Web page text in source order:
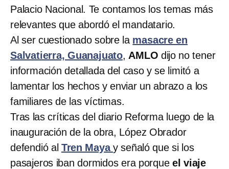
Palacio Nacional. Te contamos los temas más
relevantes que abordó el mandatario.
Al ser cuestionado sobre la masacre en
Salvatierra, Guanajuato, AMLO dijo no tener
información detallada del caso y se limitó a
lamentar los hechos y enviar un abrazo a los
familiares de las víctimas.
Tras las críticas del diario Reforma luego de la
inauguración de la obra, López Obrador
defendió al Tren Mayay señaló que si los
pasajeros iban dormidos era porque el viaje